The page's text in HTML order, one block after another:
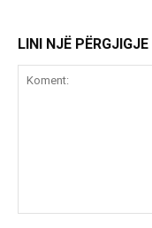
LINI NJË PËRGJIGJE